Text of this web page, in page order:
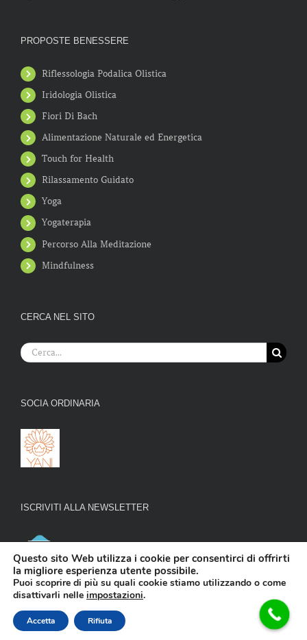
PROPOSTE BENESSERE
Riflessologia Podalica Olistica
Iridologia Olistica
Fiori Di Bach
Alimentazione Naturale ed Energetica
Touch for Health
Rilassamento Guidato
Yoga
Yogaterapia
Percorso Alla Meditazione
Mindfulness
CERCA NEL SITO
Cerca
per:
SOCIA ORDINARIA
ISCRIVITI ALLA NEWSLETTER
Copyright 2016 -2026 NaturopatiaOlistica
| All Rights Reserved |
Questo sito Web utilizza i cookie per consentirci di offrirti
la migliore esperienza utente possibile.
Puoi scoprire di più su quali cookie stiamo utilizzando o come
disattivarli nelle impostazioni.
Accetta Rifiuta